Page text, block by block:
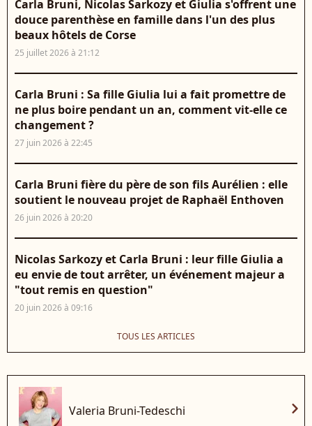
Carla Bruni, Nicolas Sarkozy et Giulia s'offrent une
douce parenthèse en famille dans l'un des plus
beaux hôtels de Corse
25 juillet 2026 à 21:12
Carla Bruni : Sa fille Giulia lui a fait promettre de
ne plus boire pendant un an, comment vit-elle ce
changement ?
27 juin 2026 à 22:45
Carla Bruni fière du père de son fils Aurélien : elle
soutient le nouveau projet de Raphaël Enthoven
26 juin 2026 à 20:20
Nicolas Sarkozy et Carla Bruni : leur fille Giulia a
eu envie de tout arrêter, un événement majeur a
"tout remis en question"
20 juin 2026 à 09:16
TOUS LES ARTICLES
Valeria Bruni-Tedeschi chevron_right